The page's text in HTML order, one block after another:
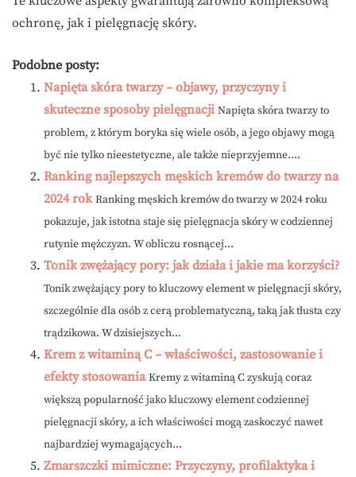
ochronę, jak i pielęgnację skóry.
Podobne posty:
Napięta skóra twarzy – objawy, przyczyny i
skuteczne sposoby pielęgnacji Napięta skóra twarzy to
problem, z którym boryka się wiele osób, a jego objawy mogą
być nie tylko nieestetyczne, ale także nieprzyjemne....
Ranking najlepszych męskich kremów do twarzy na
2024 rok Ranking męskich kremów do twarzy w 2024 roku
pokazuje, jak istotna staje się pielęgnacja skóry w codziennej
rutynie mężczyzn. W obliczu rosnącej...
Tonik zwężający pory: jak działa i jakie ma korzyści?
Tonik zwężający pory to kluczowy element w pielęgnacji skóry,
szczególnie dla osób z cerą problematyczną, taką jak tłusta czy
trądzikowa. W dzisiejszych...
Krem z witaminą C – właściwości, zastosowanie i
efekty stosowania Kremy z witaminą C zyskują coraz
większą popularność jako kluczowy element codziennej
pielęgnacji skóry, a ich właściwości mogą zaskoczyć nawet
najbardziej wymagających...
Zmarszczki mimiczne: Przyczyny, profilaktyka i